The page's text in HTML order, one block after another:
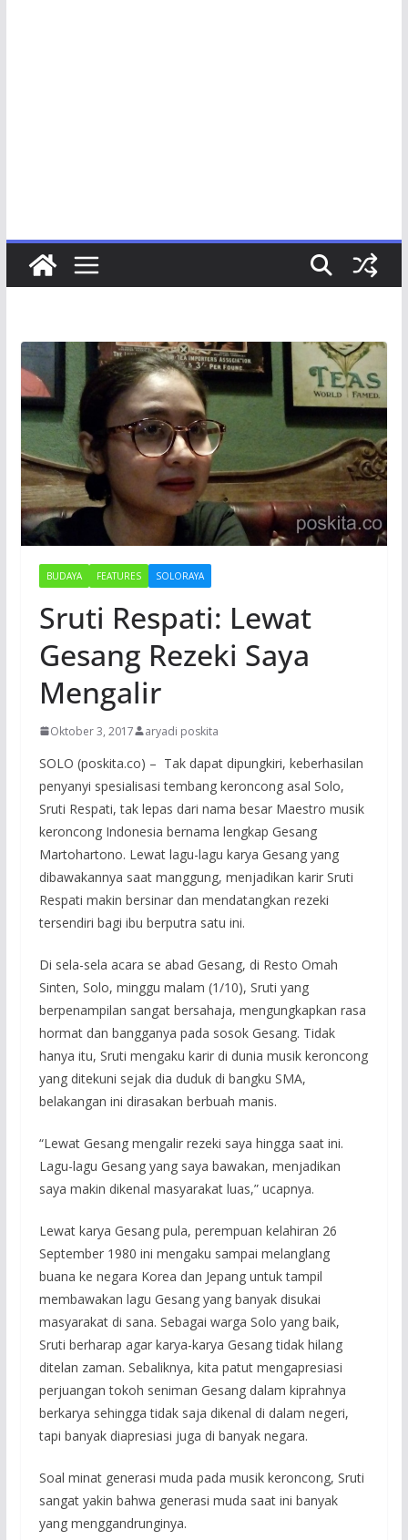
BUDAYA FEATURES SOLORAYA
Sruti Respati: Lewat
Gesang Rezeki Saya
Mengalir
Oktober 3, 2017 aryadi poskita
SOLO (poskita.co) – Tak dapat dipungkiri, keberhasilan
penyanyi spesialisasi tembang keroncong asal Solo,
Sruti Respati, tak lepas dari nama besar Maestro musik
keroncong Indonesia bernama lengkap Gesang
Martohartono. Lewat lagu-lagu karya Gesang yang
dibawakannya saat manggung, menjadikan karir Sruti
Respati makin bersinar dan mendatangkan rezeki
tersendiri bagi ibu berputra satu ini.
Di sela-sela acara se abad Gesang, di Resto Omah
Sinten, Solo, minggu malam (1/10), Sruti yang
berpenampilan sangat bersahaja, mengungkapkan rasa
hormat dan bangganya pada sosok Gesang. Tidak
hanya itu, Sruti mengaku karir di dunia musik keroncong
yang ditekuni sejak dia duduk di bangku SMA,
belakangan ini dirasakan berbuah manis.
“Lewat Gesang mengalir rezeki saya hingga saat ini.
Lagu-lagu Gesang yang saya bawakan, menjadikan
saya makin dikenal masyarakat luas,” ucapnya.
Lewat karya Gesang pula, perempuan kelahiran 26
September 1980 ini mengaku sampai melanglang
buana ke negara Korea dan Jepang untuk tampil
membawakan lagu Gesang yang banyak disukai
masyarakat di sana. Sebagai warga Solo yang baik,
Sruti berharap agar karya-karya Gesang tidak hilang
ditelan zaman. Sebaliknya, kita patut mengapresiasi
perjuangan tokoh seniman Gesang dalam kiprahnya
berkarya sehingga tidak saja dikenal di dalam negeri,
tapi banyak diapresiasi juga di banyak negara.
Soal minat generasi muda pada musik keroncong, Sruti
sangat yakin bahwa generasi muda saat ini banyak
yang menggandrunginya.